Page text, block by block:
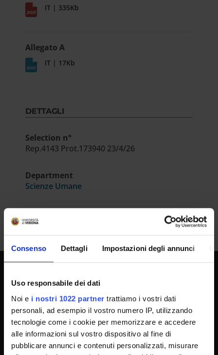
Consenso Dettagli Impostazioni degli annunci
Uso responsabile dei dati
Noi e i nostri 1022 partner trattiamo i vostri dati
personali, ad esempio il vostro numero IP, utilizzando
tecnologie come i cookie per memorizzare e accedere
alle informazioni sul vostro dispositivo al fine di
pubblicare annunci e contenuti personalizzati, misurare
IT | 335Kb
Allegato A
IT | 17Kb
DETTAGLI
Selection n°
Rep.4143 Prot.173940 23/4/26
Department
Scienze Umane
UNIVERSITY SERVICES
Transparency
Official University Register
Job vacancies